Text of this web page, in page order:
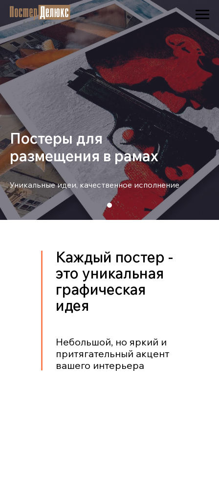
Постеры для
размещения в рамах
Уникальные идеи, качественное исполнение
Каждый постер -
это уникальная
графическая
идея
Небольшой, но яркий и
притягательный акцент
вашего интерьера